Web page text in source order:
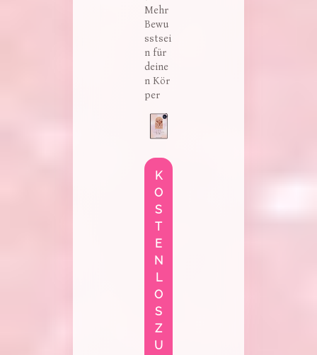
Mehr
Bewu
sstsei
n für
deine
n Kör
per
Image
K
O
S
T
E
N
L
O
S
Z
U